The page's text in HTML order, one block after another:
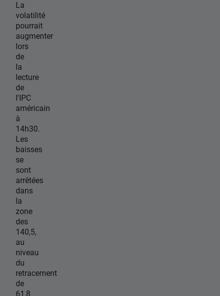
La
volatilité
pourrait
augmenter
lors
de
la
lecture
de
l'IPC
américain
à
14h30.
Les
baisses
se
sont
arrêtées
dans
la
zone
des
140,5,
au
niveau
du
retracement
de
61,8